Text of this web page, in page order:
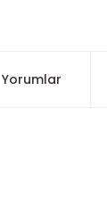
Yorumlar